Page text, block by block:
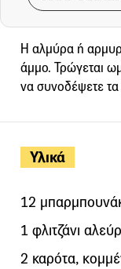
Υλικά
12
1 φλιτζάνι
2 καρότα,
Η αλμύρα ή
άμμο. Τρώγεται
να συνοδέψετε